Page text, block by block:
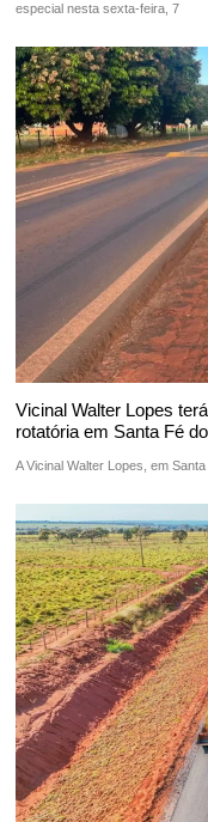
especial nesta sexta-feira, 7
Vicinal Walter Lopes
rotatória em Santa Fé
A Vicinal Walter Lopes, em